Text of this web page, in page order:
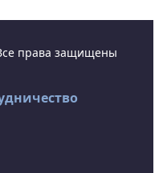
права защищены